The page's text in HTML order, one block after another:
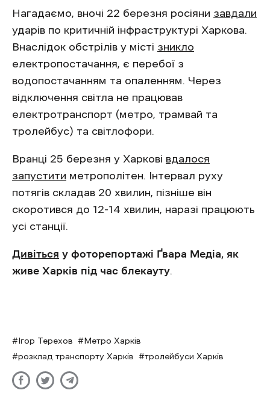
Нагадаємо, вночі 22 березня росіяни завдали
ударів по критичній інфраструктурі Харкова.
Внаслідок обстрілів у місті зникло
електропостачання, є перебої з
водопостачанням та опаленням. Через
відключення світла не працював
електротранспорт (метро, трамвай та
тролейбус) та світлофори.
Вранці 25 березня у Харкові вдалося
запустити метрополітен. Інтервал руху
потягів складав 20 хвилин, пізніше він
скоротився до 12-14 хвилин, наразі працюють
усі станції.
Дивіться у фоторепортажі Ґвара Медіа, як
живе Харків під час блекауту.
Ігор Терехов
Метро Харків
розклад транспорту Харків
тролейбуси Харків